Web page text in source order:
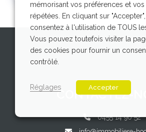
mémorisant vos préférences et vos
répétées. En cliquant sur
consentez à l'utilisation de TOUS
Vous pouvez toutefois visiter la
des cookies pour fournir un
contrôlé.
Réglages Accepter
CONTACTEZ-
0455 14 90 52